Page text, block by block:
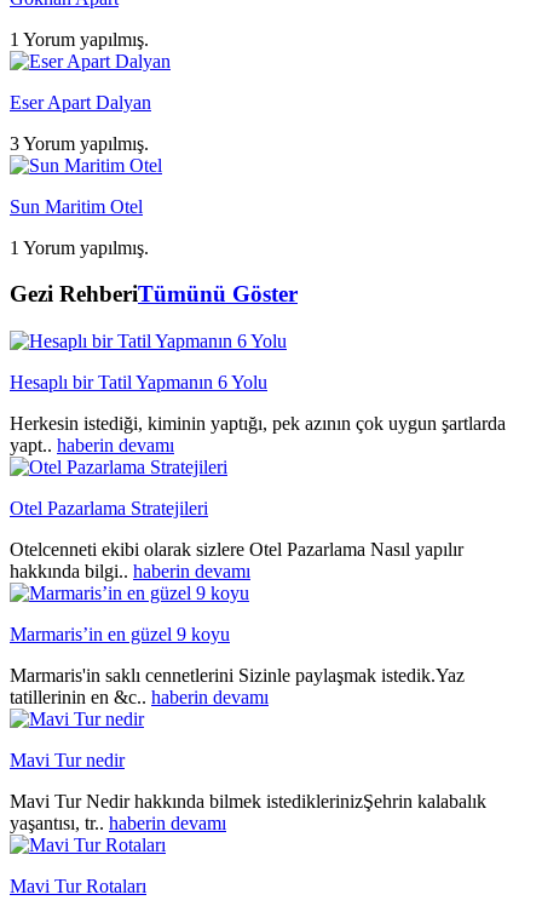
1 Yorum yapılmış.
Eser Apart Dalyan
3 Yorum yapılmış.
Sun Maritim Otel
1 Yorum yapılmış.
Gezi RehberiTümünü Göster
Hesaplı bir Tatil Yapmanın 6 Yolu
Herkesin istediği, kiminin yaptığı, pek azının çok uygun şartlarda
yapt.. haberin devamı
Otel Pazarlama Stratejileri
Otelcenneti ekibi olarak sizlere Otel Pazarlama Nasıl yapılır
hakkında bilgi.. haberin devamı
Marmaris’in en güzel 9 koyu
Marmaris'in saklı cennetlerini Sizinle paylaşmak istedik.Yaz
tatillerinin en &c.. haberin devamı
Mavi Tur nedir
Mavi Tur Nedir hakkında bilmek istediklerinizŞehrin kalabalık
yaşantısı, tr.. haberin devamı
Mavi Tur Rotaları